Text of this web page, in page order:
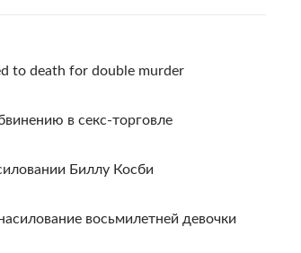
to death for double murder
в секс-торговле
Биллу Косби
восьмилетней девочки